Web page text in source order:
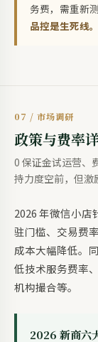
务费，需重新
品控是生死线。
07 / 市场调研
政策与费率
0 保证金试运营
持力度空前，但激
2026 年微信小
驻门槛、交易费
成本大幅降低。
低技术服务费率
机构撮合等。
2026 新商六